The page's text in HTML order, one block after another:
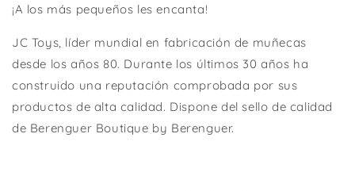
¡A los más pequeños les encanta!
JC Toys, líder mundial en fabricación de muñecas
desde los años 80. Durante los últimos 30 años ha
construido una reputación comprobada por sus
productos de alta calidad. Dispone del sello de calidad
de Berenguer Boutique by Berenguer.